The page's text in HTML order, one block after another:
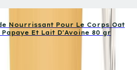
Nourrissant Pour Le Corps Oat
Papaye Et Lait D'Avoine 80 gr